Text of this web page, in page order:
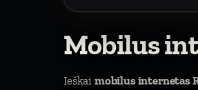
Mobilus
Ieškai mobilus internetas